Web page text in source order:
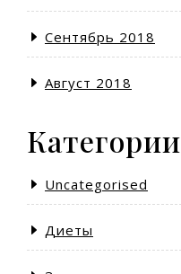
Сентябрь 2018
Август 2018
Категории
Uncategorised
Диеты